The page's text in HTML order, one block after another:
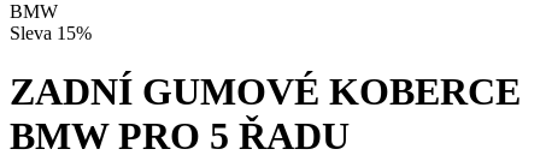
BMW
Sleva 15%
ZADNÍ GUMOVÉ KOBERCE
BMW PRO 5 ŘADU